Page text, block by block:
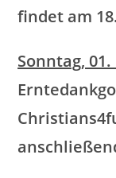
findet am
Sonntag,